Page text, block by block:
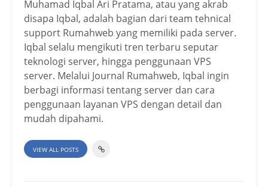
Muhamad Iqbal Ari Pratama, atau yang akrab
disapa Iqbal, adalah bagian dari team tehnical
support Rumahweb yang memiliki pada server.
Iqbal selalu mengikuti tren terbaru seputar
teknologi server, hingga penggunaan VPS
server. Melalui Journal Rumahweb, Iqbal ingin
berbagi informasi tentang server dan cara
penggunaan layanan VPS dengan detail dan
mudah dipahami.
VIEW ALL POSTS